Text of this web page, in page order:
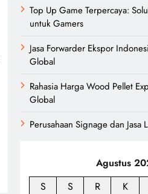
Top Up Game Terpercaya:
untuk Gamers
Jasa Forwarder Ekspor
Global
Rahasia Harga Wood Pellet
Global
Perusahaan Signage dan Jasa
Agustus
S
S R K